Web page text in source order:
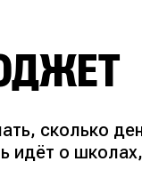
сколько
идёт о